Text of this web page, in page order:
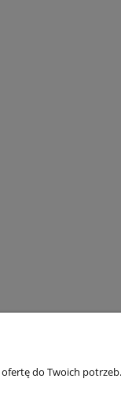
do Twoich